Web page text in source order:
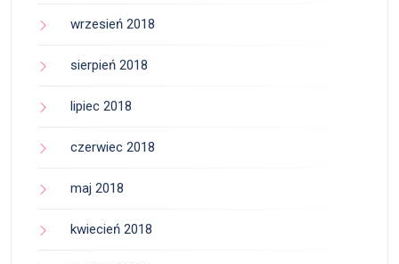
wrzesień 2018
sierpień 2018
lipiec 2018
czerwiec 2018
maj 2018
kwiecień 2018